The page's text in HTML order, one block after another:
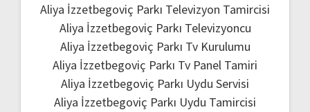
Aliya İzzetbegoviç Parkı Televizyon Tamircisi
Aliya İzzetbegoviç Parkı Televizyoncu
Aliya İzzetbegoviç Parkı Tv Kurulumu
Aliya İzzetbegoviç Parkı Tv Panel Tamiri
Aliya İzzetbegoviç Parkı Uydu Servisi
Aliya İzzetbegoviç Parkı Uydu Tamircisi